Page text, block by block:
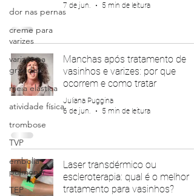
dor nas pernas
creme para
varizes
varizes na
gravidez
meia elástica
atividade física
trombose
TVP
embolia
pulmonar
TEP
7 de jun.
5 min de leitura
Manchas após tratamento de
vasinhos e varizes: por que
ocorrem e como tratar
Juliana Puggina
6 de jun.
5 min de leitura
Laser transdérmico ou
escleroterapia: qual é o melhor
tratamento para vasinhos?